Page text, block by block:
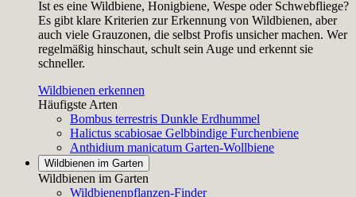
Ist es eine Wildbiene, Honigbiene, Wespe oder Schwebfliege?
Es gibt klare Kriterien zur Erkennung von Wildbienen, aber
auch viele Grauzonen, die selbst Profis unsicher machen. Wer
regelmäßig hinschaut, schult sein Auge und erkennt sie
schneller.
Wildbienen erkennen
Häufigste Arten
Bombus terrestris Dunkle Erdhummel
Halictus scabiosae Gelbbindige Furchenbiene
Anthidium manicatum Garten-Wollbiene
Wildbienen im Garten
Wildbienen im Garten
Wildbienenpflanzen-Finder